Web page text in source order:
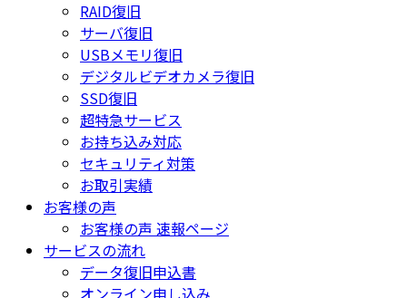
RAID復旧
サーバ復旧
USBメモリ復旧
デジタルビデオカメラ復旧
SSD復旧
超特急サービス
お持ち込み対応
セキュリティ対策
お取引実績
お客様の声
お客様の声 速報ページ
サービスの流れ
データ復旧申込書
オンライン申し込み